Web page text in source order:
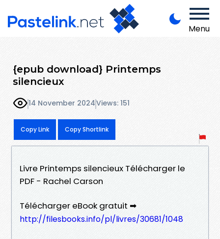
Menu
{epub download} Printemps
silencieux
14 November 2024Views: 151
Copy Link Copy Shortlink
Livre Printemps silencieux Télécharger le
PDF - Rachel Carson
Télécharger eBook gratuit ➡
http://filesbooks.info/pl/livres/30681/1048